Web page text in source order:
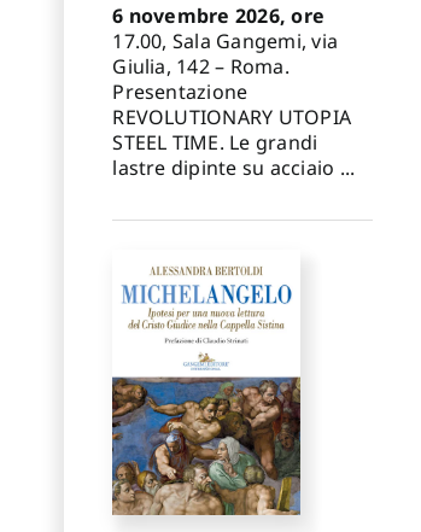
6 novembre 2026, ore
17.00, Sala Gangemi, via
Giulia, 142 – Roma.
Presentazione
REVOLUTIONARY UTOPIA
STEEL TIME. Le grandi
lastre dipinte su acciaio ...